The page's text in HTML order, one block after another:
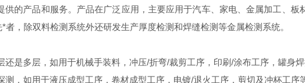
的产品和服务。产品在广泛应用，主要应用于汽车、家电、金属加工、板
，除双料检测系统外还研发生产厚度检测和焊缝检测等金属检测系统。
是多层，如用于机械手装料，冲压/折弯/裁剪工序，印刷/涂布工序，罐身焊
，如用于液压成型工序，卷材成型工序，电镀/退火工序，剪切及冲杯工序